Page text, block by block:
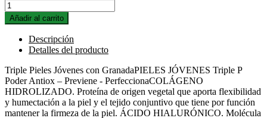
Añadir al carrito
Descripción
Detalles del producto
Triple Pieles Jóvenes con GranadaPIELES JÓVENES Triple P
Poder Antiox – Previene - PerfeccionaCOLÁGENO
HIDROLIZADO. Proteína de origen vegetal que aporta flexibilidad
y humectación a la piel y el tejido conjuntivo que tiene por función
mantener la firmeza de la piel. ÁCIDO HIALURÓNICO. Molécula